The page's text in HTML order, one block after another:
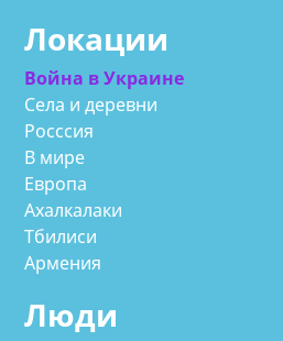
Локации
Война в Украине
Села и деревни
Росссия
В мире
Европа
Ахалкалаки
Тбилиси
Армения
Люди